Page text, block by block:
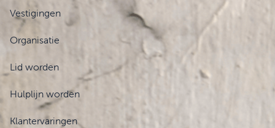
Vestigingen
Organisatie
Lid worden
Hulplijn worden
Klantervaringen